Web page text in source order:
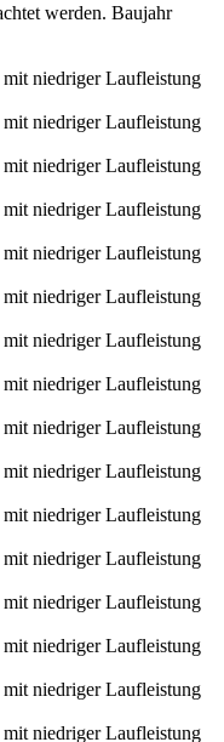
werden. Baujahr